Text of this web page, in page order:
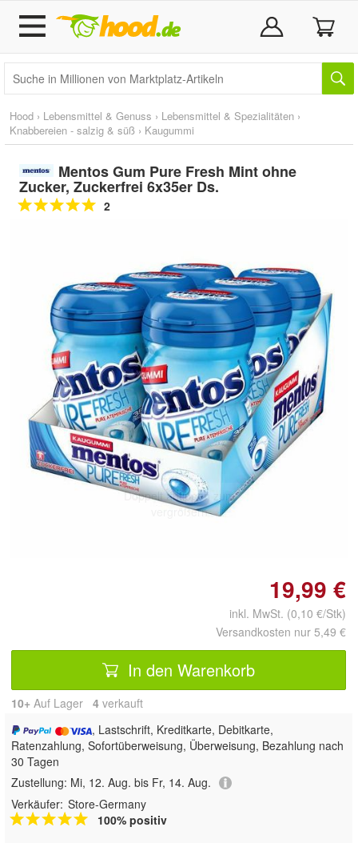
Hood › Lebensmittel & Genuss › Lebensmittel & Spezialitäten ›
Knabbereien - salzig & süß › Kaugummi
Mentos Gum Pure Fresh Mint ohne
Zucker, Zuckerfrei 6x35er Ds.
2
Doppelt antippen zum
vergrößern
19,99 €
inkl. MwSt. (0,10 €/Stk)
Versandkosten nur 5,49 €
In den Warenkorb
10+ Auf Lager 4 verkauft
, Lastschrift, Kreditkarte, Debitkarte,
Ratenzahlung, Sofortüberweisung, Überweisung, Bezahlung nach
30 Tagen
Zustellung: Mi, 12. Aug. bis Fr, 14. Aug.
Verkäufer: Store-Germany
100% positiv